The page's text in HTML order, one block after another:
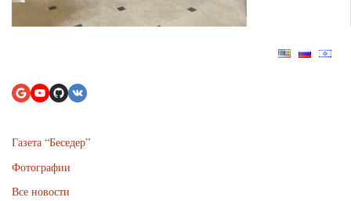
Газета “Беседер”
Фотографии
Все новости